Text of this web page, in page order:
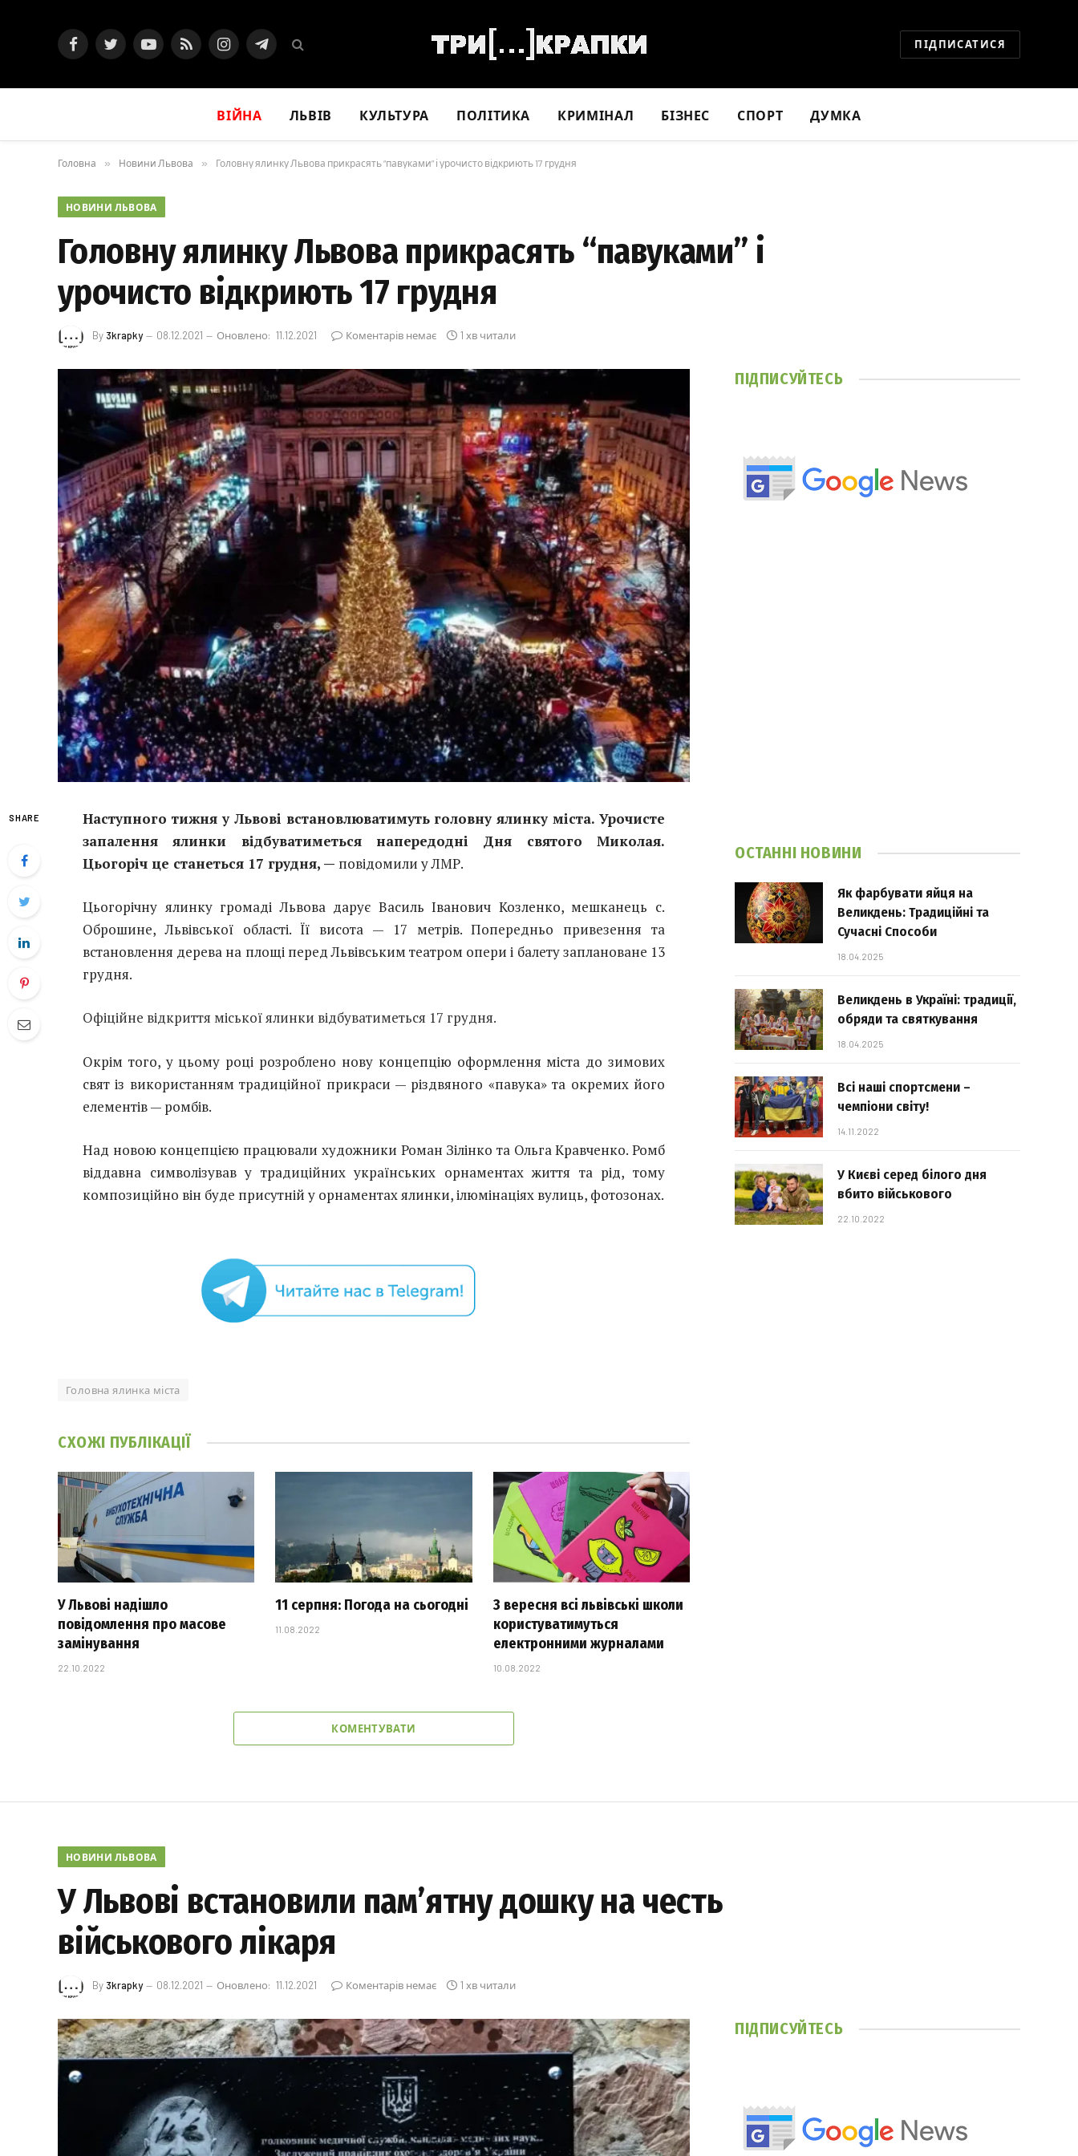
FacebookTwitterYouTubeRSS InstagramTelegram ПІДПИСАТИСЯ
ВІЙНА ЛЬВІВ КУЛЬТУРА ПОЛІТИКА КРИМІНАЛ БІЗНЕС СПОРТ ДУМКА
Головна » Новини Львова » Головну ялинку Львова прикрасять “павуками” і урочисто відкриють 17 грудня
НОВИНИ ЛЬВОВА
Головну ялинку Львова прикрасять “павуками” і
урочисто відкриють 17 грудня
By 3krapky 08.12.2021 Оновлено: 11.12.2021 Коментарів немає 1 хв читали
SHARE
Наступного тижня у Львові встановлюватимуть головну ялинку міста. Урочисте
запалення ялинки відбуватиметься напередодні Дня святого Миколая.
Цьогоріч це станеться 17 грудня, — повідомили у ЛМР.
Цьогорічну ялинку громаді Львова дарує Василь Іванович Козленко, мешканець с.
Оброшине, Львівської області. Її висота — 17 метрів. Попередньо привезення та
встановлення дерева на площі перед Львівським театром опери і балету заплановане 13
грудня.
Офіційне відкриття міської ялинки відбуватиметься 17 грудня.
Окрім того, у цьому році розроблено нову концепцію оформлення міста до зимових
свят із використанням традиційної прикраси — різдвяного «павука» та окремих його
елементів — ромбів.
Над новою концепцією працювали художники Роман Зілінко та Ольга Кравченко. Ромб
віддавна символізував у традиційних українських орнаментах життя та рід, тому
композиційно він буде присутній у орнаментах ялинки, ілюмінаціях вулиць, фотозонах.
Головна ялинка міста
СХОЖІ ПУБЛІКАЦІЇ
У Львові надішло
повідомлення про масове
замінування
22.10.2022
11 серпня: Погода на сьогодні
11.08.2022
З вересня всі львівські школи
користуватимуться
електронними журналами
10.08.2022
КОМЕНТУВАТИ
ПІДПИСУЙТЕСЬ
ОСТАННІ НОВИНИ
Як фарбувати яйця на
Великдень: Традиційні та
Сучасні Способи
18.04.2025
Великдень в Україні: традиції,
обряди та святкування
18.04.2025
Всі наші спортсмени –
чемпіони світу!
14.11.2022
У Києві серед білого дня
вбито військового
22.10.2022
НОВИНИ ЛЬВОВА
У Львові встановили пам’ятну дошку на честь
військового лікаря
By 3krapky 08.12.2021 Оновлено: 11.12.2021 Коментарів немає 1 хв читали
ПІДПИСУЙТЕСЬ